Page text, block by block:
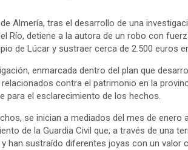
Almería, tras el desarrollo de una
Río, detiene a la autora de un robo con
de Lúcar y sustraer cerca de 2.500 euros
enmarcada dentro del plan que
contra el patrimonio en la
para el esclarecimiento de los hechos.
se inician a mediados del mes de enero
de la Guardia Civil que, a través de una
han sustraído diferentes joyas con un valor